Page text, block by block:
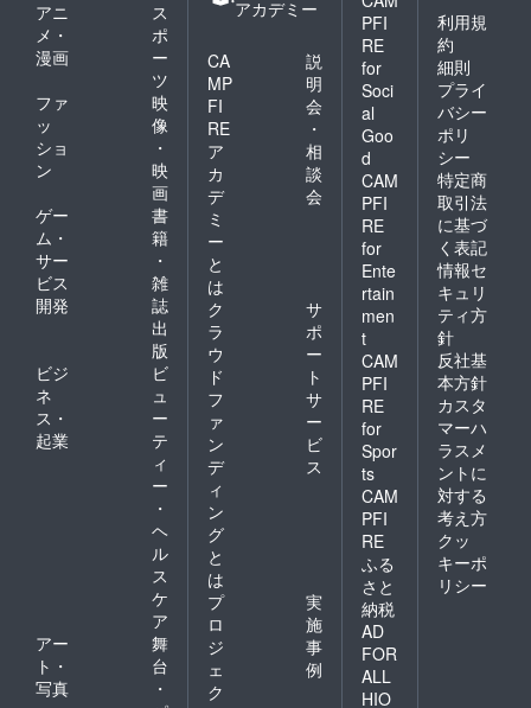
アニ
メ・
漫画
ス
ポ
ー
ツ
ファ
ッ
ショ
ン
映
像
・
映
画
ゲー
ム・
サー
ビス
開発
書
籍
・
雑
誌
出
版
ビジ
ネ
ス・
起業
ビ
ュ
ー
テ
ィ
ー
・
ヘ
ル
ス
ケ
ア
アー
ト・
写真
舞
台
・
アカデミー
CA
MP
FI
RE
ア
カ
デ
ミ
ー
と
は
説
明
会
・
相
談
会
ク
ラ
ウ
ド
フ
ァ
ン
デ
ィ
ン
グ
と
は
サ
ポ
ー
ト
サ
ー
ビ
ス
プ
ロ
ジ
ェ
ク
実
施
事
例
PFI
RE
for
Soci
al
Goo
d
CAM
PFI
RE
for
Ente
rtain
men
t
CAM
PFI
RE
for
Spor
ts
CAM
PFI
RE
ふる
さと
納税
AD
FOR
ALL
HIO
利用規
約
細則
プライ
バシー
ポリ
シー
特定商
取引法
に基づ
く表記
情報セ
キュリ
ティ方
針
反社基
本方針
カスタ
マーハ
ラスメ
ントに
対する
考え方
クッ
キーポ
リシー